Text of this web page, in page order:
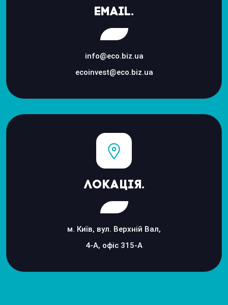
Email.
info@eco.biz.ua
ecoinvest@eco.biz.ua
Локація.
м. Київ, вул. Верхній Вал,
4-А, офіс 315-А